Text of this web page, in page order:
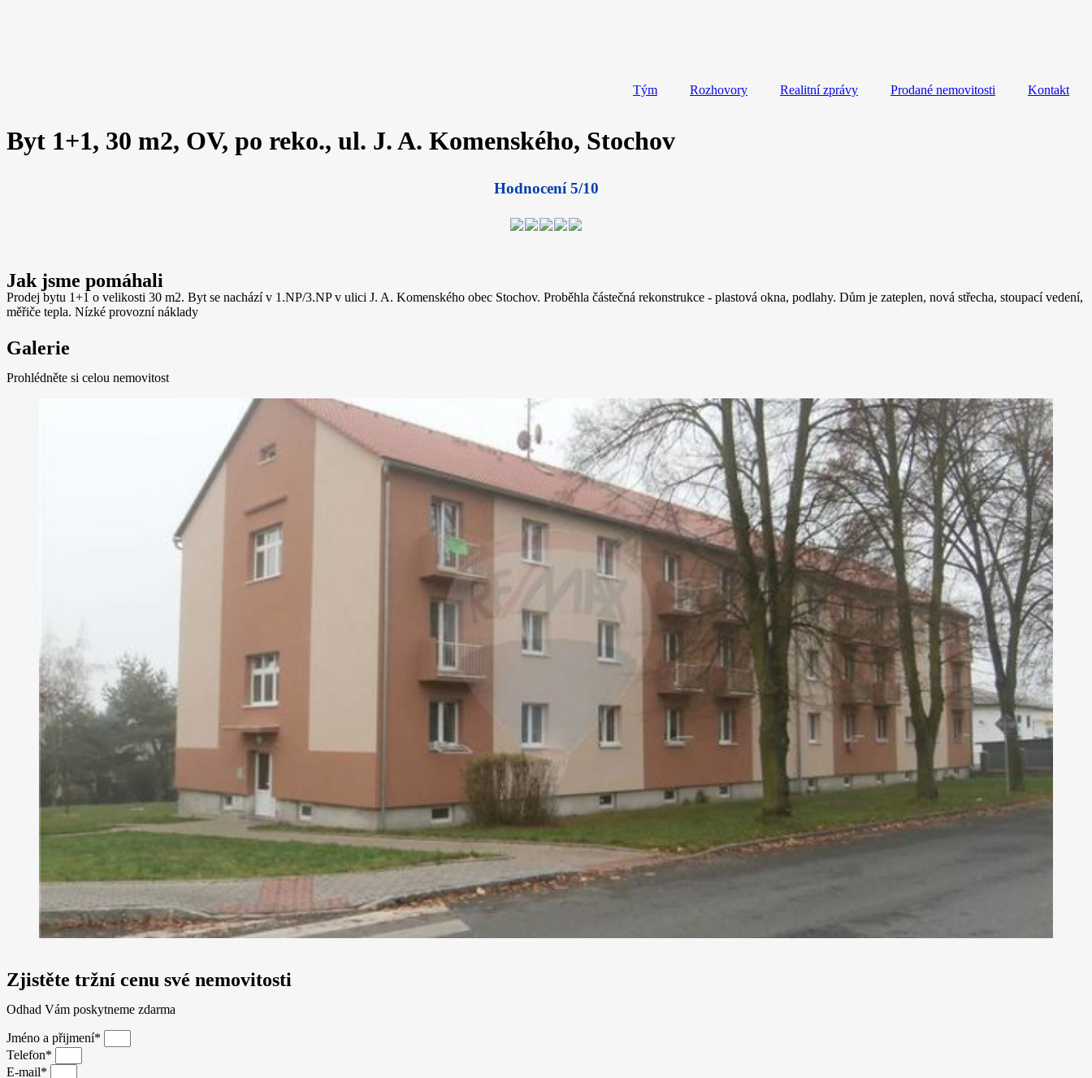
Tým Rozhovory Realitní zprávy Prodané nemovitosti Kontakt
Byt 1+1, 30 m2, OV, po reko., ul. J. A. Komenského, Stochov
Hodnocení 5/10
Jak jsme pomáhali
Prodej bytu 1+1 o velikosti 30 m2. Byt se nachází v 1.NP/3.NP v ulici J. A. Komenského obec Stochov. Proběhla částečná rekonstrukce - plastová okna, podlahy. Dům je zateplen, nová střecha, stoupací vedení,
měřiče tepla. Nízké provozní náklady
Galerie
Prohlédněte si celou nemovitost
Zjistěte tržní cenu své nemovitosti
Odhad Vám poskytneme zdarma
Jméno a přijmení*
Telefon*
E-mail*